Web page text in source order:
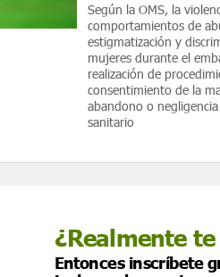
Según la OMS, la
comportamientos de
estigmatización y
mujeres durante el
realización de
consentimiento de la
abandono o
sanitario
¿Realmente
Entonces inscríbete